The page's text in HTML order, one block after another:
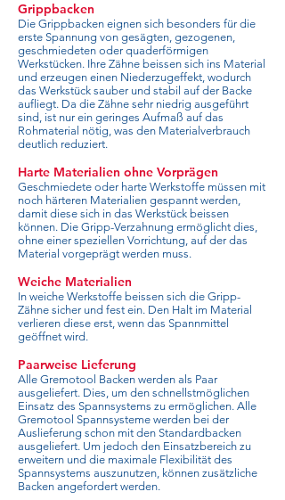
Grippbacken
Die Grippbacken eignen sich besonders für die
erste Spannung von gesägten, gezogenen,
geschmiedeten oder quaderförmigen
Werkstücken. Ihre Zähne beissen sich ins Material
und erzeugen einen Niederzugeffekt, wodurch
das Werkstück sauber und stabil auf der Backe
aufliegt. Da die Zähne sehr niedrig ausgeführt
sind, ist nur ein geringes Aufmaß auf das
Rohmaterial nötig, was den Materialverbrauch
deutlich reduziert.
Harte Materialien ohne Vorprägen
Geschmiedete oder harte Werkstoffe müssen mit
noch härteren Materialien gespannt werden,
damit diese sich in das Werkstück beissen
können. Die Gripp-Verzahnung ermöglicht dies,
ohne einer speziellen Vorrichtung, auf der das
Material vorgeprägt werden muss.
Weiche Materialien
In weiche Werkstoffe beissen sich die Gripp-
Zähne sicher und fest ein. Den Halt im Material
verlieren diese erst, wenn das Spannmittel
geöffnet wird.
Paarweise Lieferung
Alle Gremotool Backen werden als Paar
ausgeliefert. Dies, um den schnellstmöglichen
Einsatz des Spannsystems zu ermöglichen. Alle
Gremotool Spannsysteme werden bei der
Auslieferung schon mit den Standardbacken
ausgeliefert. Um jedoch den Einsatzbereich zu
erweitern und die maximale Flexibilität des
Spannsystems auszunutzen, können zusätzliche
Backen angefordert werden.